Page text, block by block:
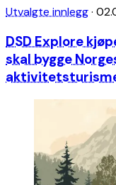
Utvalgte innlegg·
DSD Explore
skal bygge